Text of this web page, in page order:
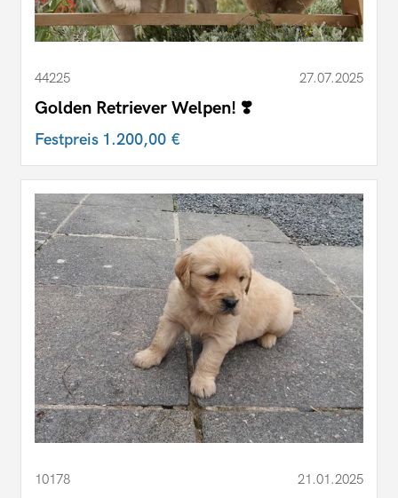
44225 27.07.2025
Golden Retriever Welpen! ❣️
Festpreis 1.200,00 €
10178 21.01.2025